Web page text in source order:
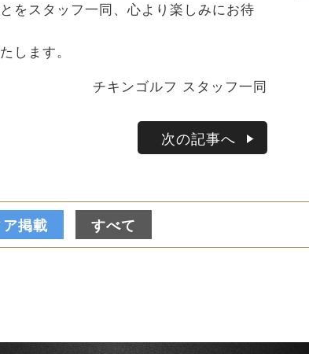
をスタッフ一同、心より楽しみにお待
します。
チキンゴルフ スタッフ一同
次の記事へ
掲載 すべて